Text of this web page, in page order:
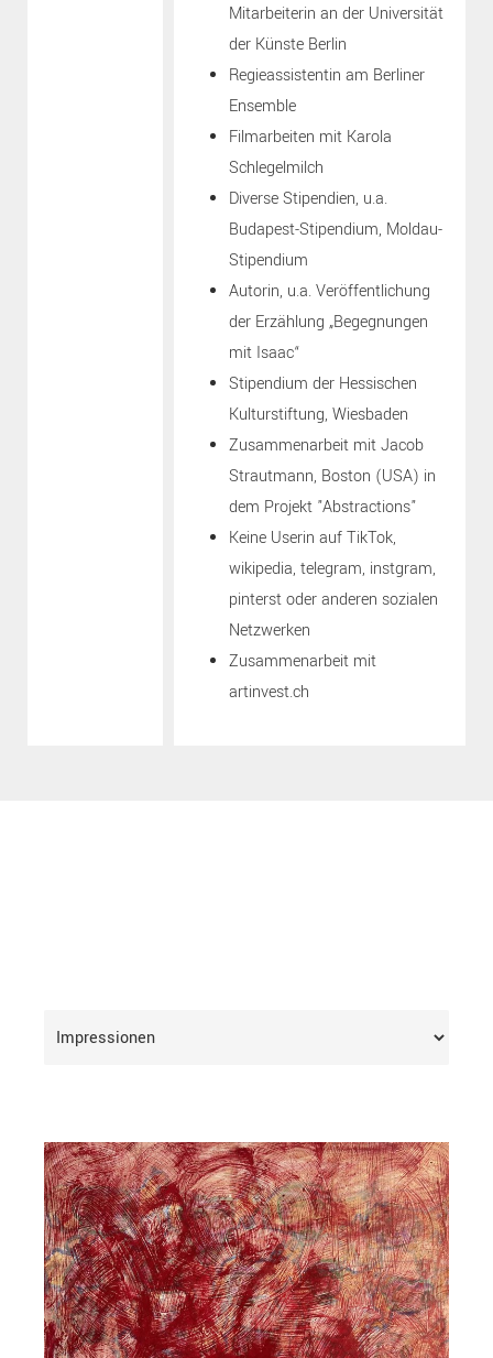
Mitarbeiterin an der Universität
der Künste Berlin
Regieassistentin am Berliner
Ensemble
Filmarbeiten mit Karola
Schlegelmilch
Diverse Stipendien, u.a.
Budapest-Stipendium, Moldau-
Stipendium
Autorin, u.a. Veröffentlichung
der Erzählung „Begegnungen
mit Isaac“
Stipendium der Hessischen
Kulturstiftung, Wiesbaden
Zusammenarbeit mit Jacob
Strautmann, Boston (USA) in
dem Projekt "Abstractions"
Keine Userin auf TikTok,
wikipedia, telegram, instgram,
pinterst oder anderen sozialen
Netzwerken
Zusammenarbeit mit
artinvest.ch